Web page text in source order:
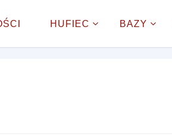
> Przejdź do treści
HUFIEC BAZY